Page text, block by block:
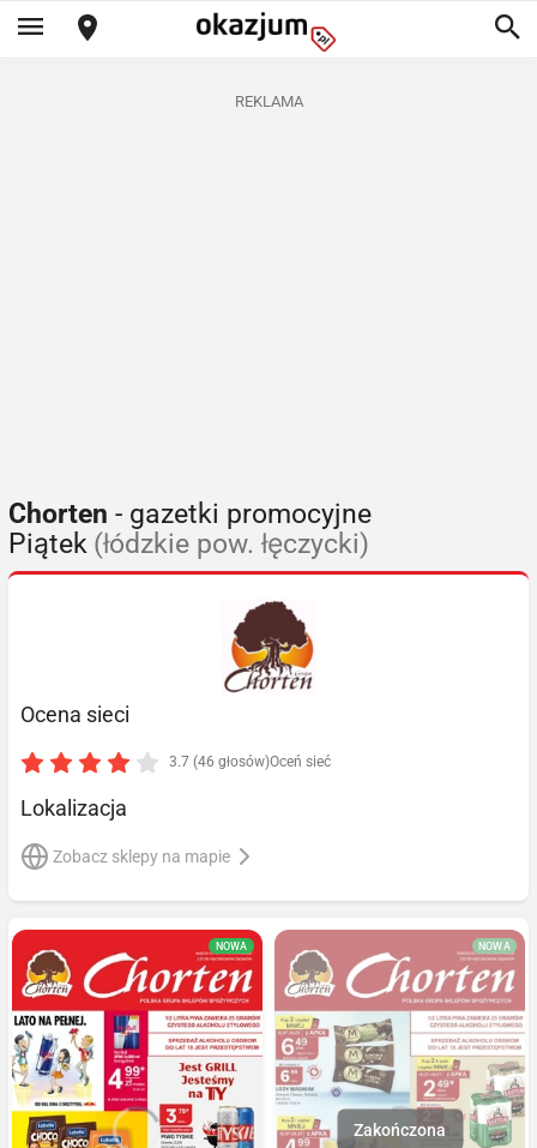
REKLAMA
Chorten - gazetki promocyjne
Piątek (łódzkie pow. łęczycki)
Ocena sieci
3.7 (46 głosów)Oceń sieć
Lokalizacja
Zobacz sklepy na mapie
NOWA NOWA